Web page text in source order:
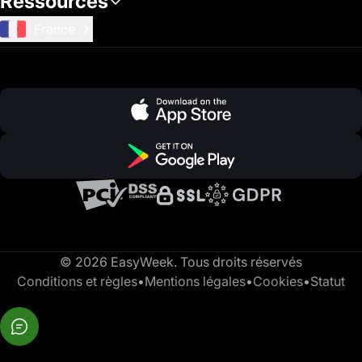
© 2026 EasyWeek. Tous droits réservés
Conditions et règles•Mentions légales•Cookies•Statut